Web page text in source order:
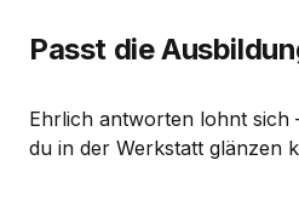
Passt die
Ehrlich antworten lohnt sich
du in der Werkstatt glänzen